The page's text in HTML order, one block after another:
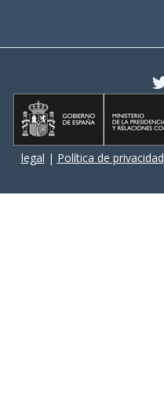
legal | Política de privacidad